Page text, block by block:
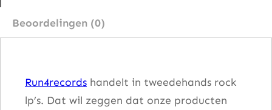
ă
Beoordelingen (0)
Run4records handelt in tweedehands rock
lp’s. Dat wil zeggen dat onze producten